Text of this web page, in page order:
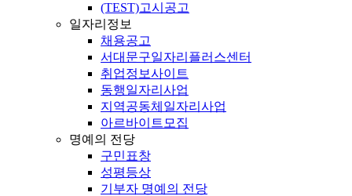
(TEST)고시공고
일자리정보
채용공고
서대문구일자리플러스센터
취업정보사이트
동행일자리사업
지역공동체일자리사업
아르바이트모집
명예의 전당
구민표창
성평등상
기부자 명예의 전당